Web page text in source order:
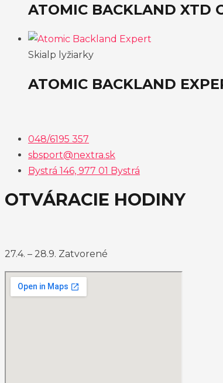
ATOMIC BACKLAND XTD
Skialp lyžiarky
ATOMIC BACKLAND
048/6195 357
sbsport@nextra.sk
Bystrá 146, 977 01 Bystrá
OTVÁRACIE HODINY
27.4. – 28.9. Zatvorené